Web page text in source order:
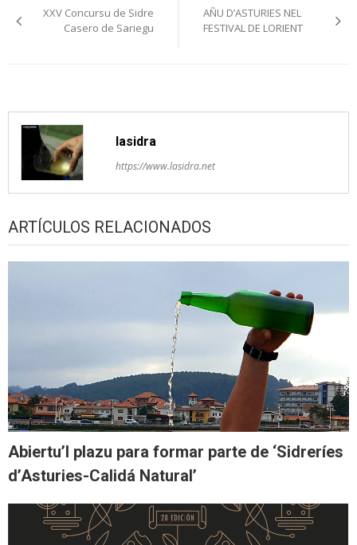
pelos
XXV Concursu de Sidre
Casero de Sariegu
AÑU D’ASTURIES NEL
FESTIVAL DE LORIENT
lasidra
https://www.lasidra.net
ARTÍCULOS RELACIONADOS
Abiertu’l plazu para formar parte de ‘Sidreríes
d’Asturies-Calidá Natural’